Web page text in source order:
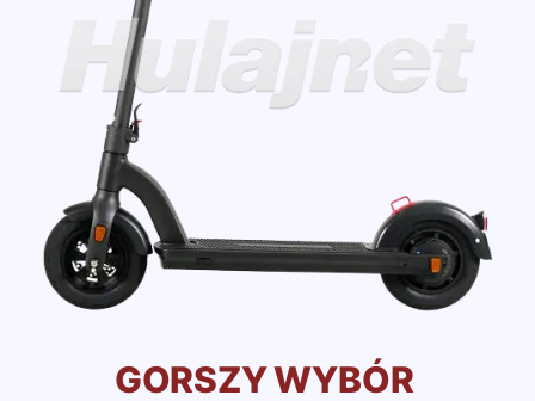
GORSZY WYBÓR